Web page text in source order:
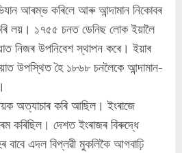
আৰম্ভ কৰিলে আৰু আন্দামান নিকোবৰ
লয়। ১৭৫৫ চনত ডেনিছ লোক ইয়ালৈ
নিজৰ উপনিবেশ স্থাপন কৰে। ইয়াৰ
উপস্থিত হৈ ১৮৬৮ চনলৈকে আন্দামান-
অত্যাচাৰ কৰি আছিল। ইংৰাজে
কৰিছিল। দেশত ইংৰাজৰ বিৰুদ্ধে
বাবে এদল বিপ্লৱী মুকলিকৈ আগবাঢ়ি